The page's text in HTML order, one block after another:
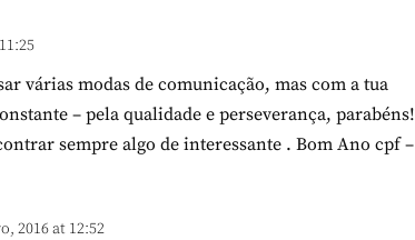
várias modas de comunicação, mas com a tua
– pela qualidade e perseverança, parabéns!
sempre algo de interessante . Bom Ano cpf –
2016 at 12:52